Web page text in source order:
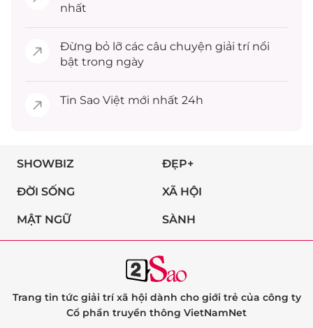
nhất
Đừng bỏ lỡ các câu chuyện giải trínổi
bật trong ngày
Tin Sao Việt mới nhất 24h
SHOWBIZ ĐẸP+
ĐỜI SỐNG XÃ HỘI
MẬT NGỮ SÀNH
Trang tin tức giải trí xã hội dành cho giới trẻ của công ty
Cổ phần truyền thông VietNamNet